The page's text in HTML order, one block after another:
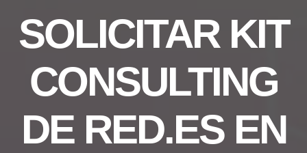
SOLICITAR KIT
CONSULTING
DE RED.ES EN